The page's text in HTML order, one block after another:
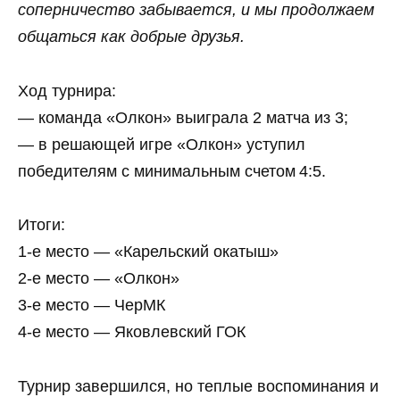
соперничество забывается, и мы продолжаем
общаться как добрые друзья.
Ход турнира:
— команда «Олкон» выиграла 2 матча из 3;
— в решающей игре «Олкон» уступил
победителям с минимальным счетом 4:5.
Итоги:
1‑е место — «Карельский окатыш»
2‑е место — «Олкон»
3‑е место — ЧерМК
4‑е место — Яковлевский ГОК
Турнир завершился, но теплые воспоминания и